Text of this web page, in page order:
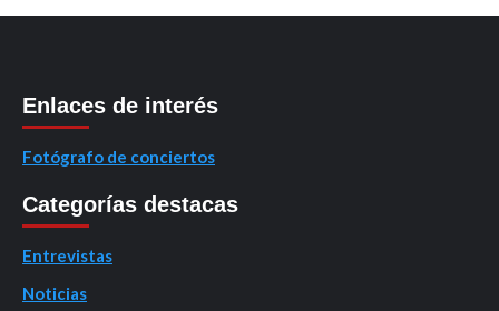
Enlaces de interés
Fotógrafo de conciertos
Categorías destacas
Entrevistas
Noticias